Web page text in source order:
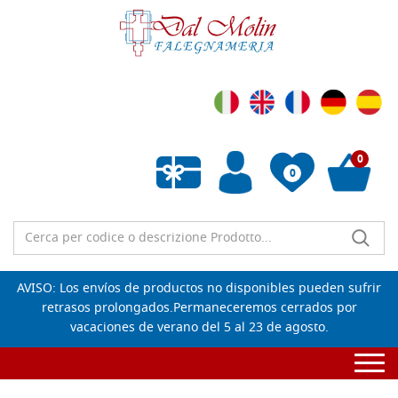
0
Lista de deseos vacía
0
AVISO: Los envíos de productos no disponibles pueden sufrir
retrasos prolongados.Permaneceremos cerrados por
vacaciones de verano del 5 al 23 de agosto.